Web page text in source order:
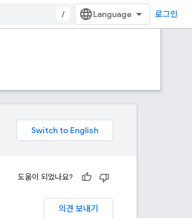
/ 로그인
도움이 되었나요?
의견 보내기